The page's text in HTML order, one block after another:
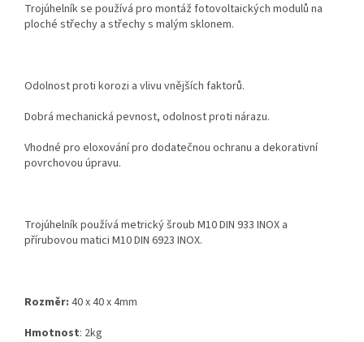
Trojúhelník se používá pro montáž fotovoltaických modulů na
ploché střechy a střechy s malým sklonem.
Odolnost proti korozi a vlivu vnějších faktorů.
Dobrá mechanická pevnost, odolnost proti nárazu.
Vhodné pro eloxování pro dodatečnou ochranu a dekorativní
povrchovou úpravu.
Trojúhelník používá metrický šroub M10 DIN 933 INOX a
přírubovou matici M10 DIN 6923 INOX.
Rozměr: 40 x 40 x 4mm
Hmotnost: 2kg